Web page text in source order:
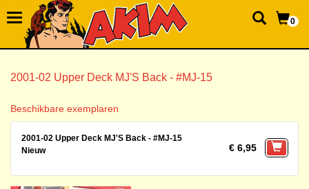
0
2001-02 Upper Deck MJ'S Back - #MJ-15
Beschikbare exemplaren
2001-02 Upper Deck MJ'S Back - #MJ-15
Nieuw
€ 6,95